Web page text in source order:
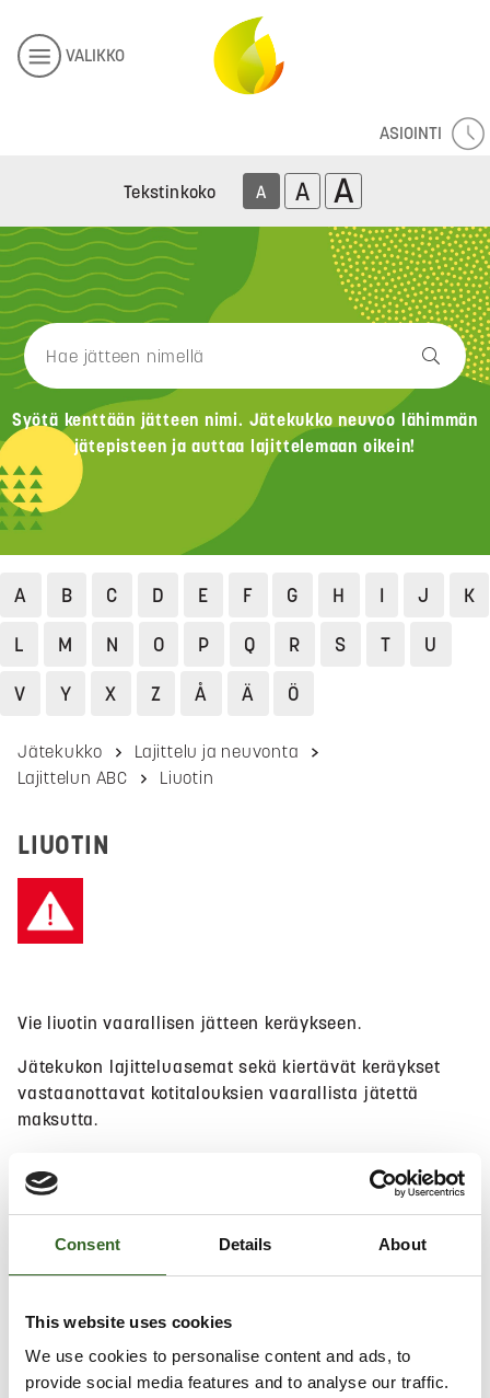
Consent Details About
This website uses cookies
We use cookies to personalise content and ads, to
provide social media features and to analyse our traffic.
VALIKKO
ASIOINTI
Tekstinkoko A A A
Syötä kenttään jätteen nimi. Jätekukko neuvoo lähimmän
jätepisteen ja auttaa lajittelemaan oikein!
A B C D E F G H I J
K
L
M N O P Q R S T
U
V
Y X Z Å Ä Ö
Jätekukko
Lajittelu ja neuvonta
Lajittelun ABC
Liuotin
LIUOTIN
Vie liuotin vaarallisen jätteen keräykseen.
Jätekukon lajitteluasemat sekä kiertävät keräykset
vastaanottavat kotitalouksien vaarallista jätettä
maksutta.